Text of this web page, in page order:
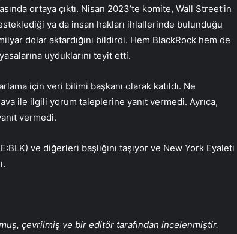
ortaya çıktı. Nisan 2023’te komite, Wall Street’in
ya da insan hakları ihlallerinde bulunduğu
dolar aktardığını bildirdi. Hem BlackRock hem de
uyduklarını teyit etti.
için veri bilimi başkanı olarak katıldı. Ne
ile ilgili yorum taleplerine yanıt vermedi. Ayrıca,
vermedi.
ve diğerleri başlığını taşıyor ve New York Eyaleti
çevrilmiş ve bir editör tarafından incelenmiştir.